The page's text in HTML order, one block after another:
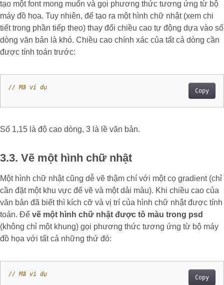
tạo một font mong muốn và gọi phương thức tương ứng từ bộ
máy đồ họa. Tuy nhiên, để tạo ra một hình chữ nhật (xem chi
tiết trong phần tiếp theo) thay đổi chiều cao tự động dựa vào số
dòng văn bản là khó. Chiều cao chính xác của tất cả dòng cần
được tính toán trước:
Copy
// Mã ví dụ
Số 1,15 là độ cao dòng, 3 là lề văn bản.
3.3. Vẽ một hình chữ nhật
Một hình chữ nhật cũng dễ vẽ thậm chí với một cọ gradient (chỉ
cần đặt một khu vực để vẽ và một dải màu). Khi chiều cao của
văn bản đã biết thì kích cỡ và vị trí của hình chữ nhật được tính
toán. Để vẽ một hình chữ nhật được tô màu trong psd
(không chỉ một khung) gọi phương thức tương ứng từ bộ máy
đồ họa với tất cả những thứ đó:
Copy
// Mã ví dụ